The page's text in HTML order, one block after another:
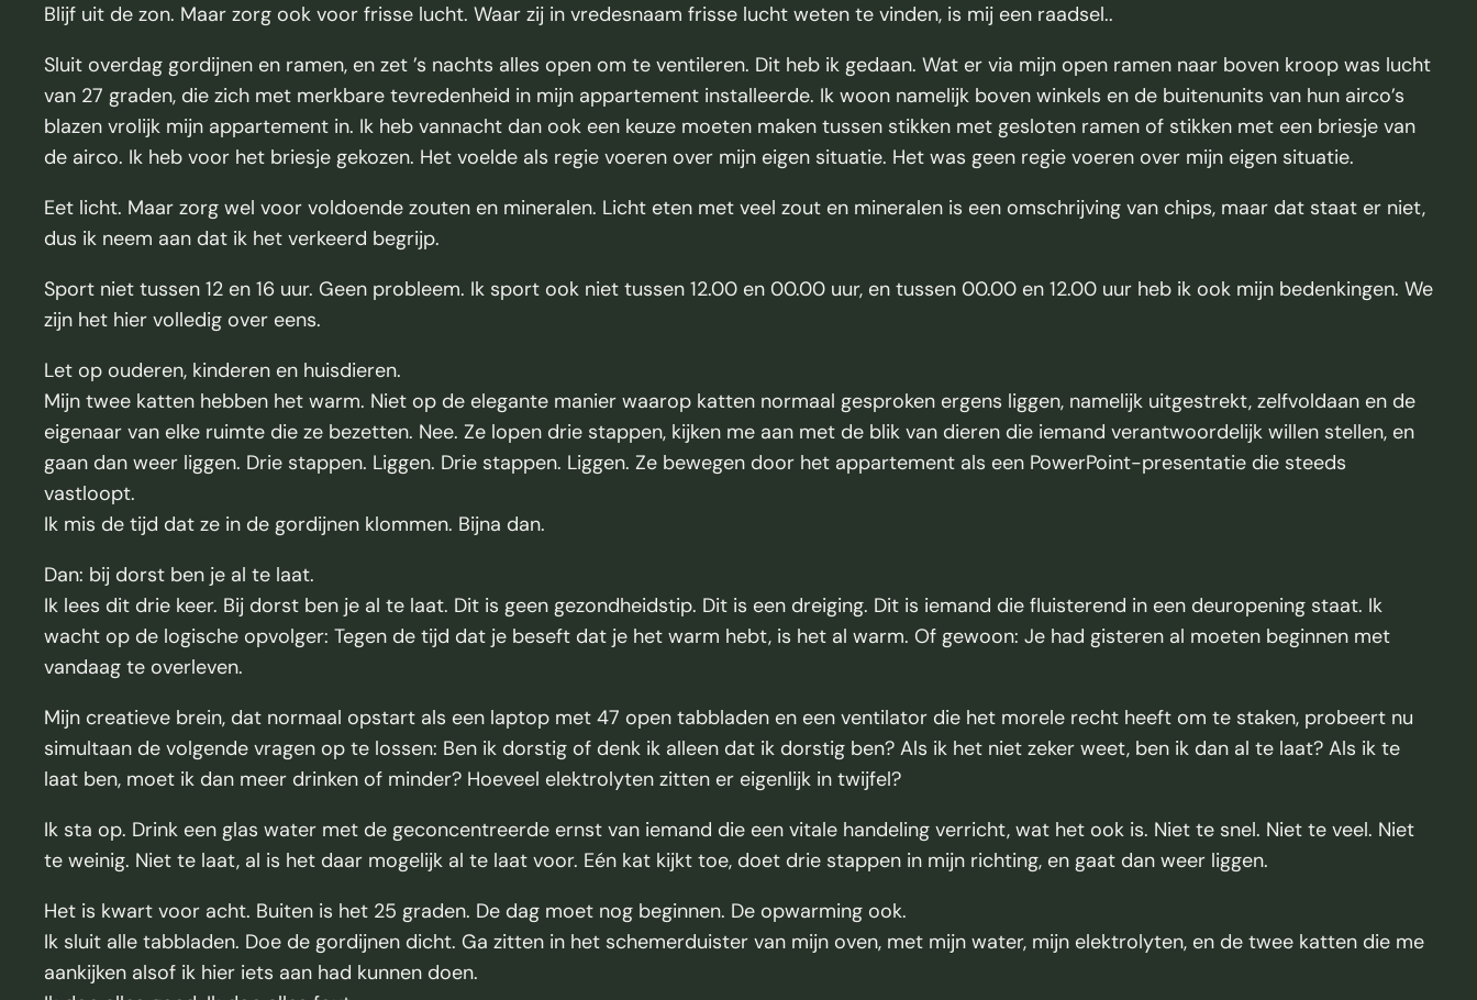
Blijf uit de zon. Maar zorg ook voor frisse lucht. Waar zij in vredesnaam frisse lucht weten te vinden, is mij een raadsel..
Sluit overdag gordijnen en ramen, en zet ’s nachts alles open om te ventileren. Dit heb ik gedaan. Wat er via mijn open ramen naar boven kroop was lucht
van 27 graden, die zich met merkbare tevredenheid in mijn appartement installeerde. Ik woon namelijk boven winkels en de buitenunits van hun airco’s
blazen vrolijk mijn appartement in. Ik heb vannacht dan ook een keuze moeten maken tussen stikken met gesloten ramen of stikken met een briesje van
de airco. Ik heb voor het briesje gekozen. Het voelde als regie voeren over mijn eigen situatie. Het was geen regie voeren over mijn eigen situatie.
Eet licht. Maar zorg wel voor voldoende zouten en mineralen. Licht eten met veel zout en mineralen is een omschrijving van chips, maar dat staat er niet,
dus ik neem aan dat ik het verkeerd begrijp.
Sport niet tussen 12 en 16 uur. Geen probleem. Ik sport ook niet tussen 12.00 en 00.00 uur, en tussen 00.00 en 12.00 uur heb ik ook mijn bedenkingen. We
zijn het hier volledig over eens.
Let op ouderen, kinderen en huisdieren.
Mijn twee katten hebben het warm. Niet op de elegante manier waarop katten normaal gesproken ergens liggen, namelijk uitgestrekt, zelfvoldaan en de
eigenaar van elke ruimte die ze bezetten. Nee. Ze lopen drie stappen, kijken me aan met de blik van dieren die iemand verantwoordelijk willen stellen, en
gaan dan weer liggen. Drie stappen. Liggen. Drie stappen. Liggen. Ze bewegen door het appartement als een PowerPoint-presentatie die steeds
vastloopt.
Ik mis de tijd dat ze in de gordijnen klommen. Bijna dan.
Dan: bij dorst ben je al te laat.
Ik lees dit drie keer. Bij dorst ben je al te laat. Dit is geen gezondheidstip. Dit is een dreiging. Dit is iemand die fluisterend in een deuropening staat. Ik
wacht op de logische opvolger: Tegen de tijd dat je beseft dat je het warm hebt, is het al warm. Of gewoon: Je had gisteren al moeten beginnen met
vandaag te overleven.
Mijn creatieve brein, dat normaal opstart als een laptop met 47 open tabbladen en een ventilator die het morele recht heeft om te staken, probeert nu
simultaan de volgende vragen op te lossen: Ben ik dorstig of denk ik alleen dat ik dorstig ben? Als ik het niet zeker weet, ben ik dan al te laat? Als ik te
laat ben, moet ik dan meer drinken of minder? Hoeveel elektrolyten zitten er eigenlijk in twijfel?
Ik sta op. Drink een glas water met de geconcentreerde ernst van iemand die een vitale handeling verricht, wat het ook is. Niet te snel. Niet te veel. Niet
te weinig. Niet te laat, al is het daar mogelijk al te laat voor. Eén kat kijkt toe, doet drie stappen in mijn richting, en gaat dan weer liggen.
Het is kwart voor acht. Buiten is het 25 graden. De dag moet nog beginnen. De opwarming ook.
Ik sluit alle tabbladen. Doe de gordijnen dicht. Ga zitten in het schemerduister van mijn oven, met mijn water, mijn elektrolyten, en de twee katten die me
aankijken alsof ik hier iets aan had kunnen doen.